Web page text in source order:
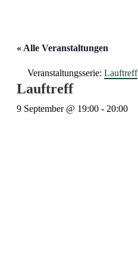
« Alle Veranstaltungen
Veranstaltungsserie: Lauftreff
Lauftreff
9 September @ 19:00 - 20:00